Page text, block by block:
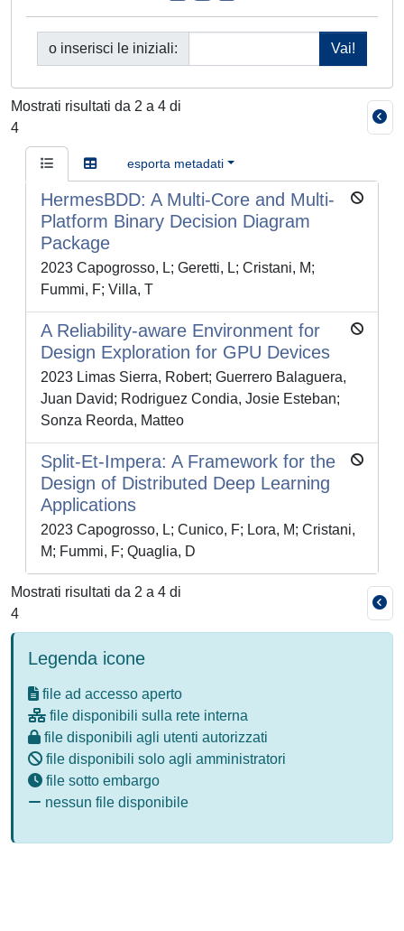
o inserisci le iniziali:
Mostrati risultati da 2 a 4 di
4
esporta metadati
HermesBDD: A Multi-Core and Multi-
Platform Binary Decision Diagram
Package
2023 Capogrosso, L; Geretti, L; Cristani, M;
Fummi, F; Villa, T
A Reliability-aware Environment for
Design Exploration for GPU Devices
2023 Limas Sierra, Robert; Guerrero Balaguera,
Juan David; Rodriguez Condia, Josie Esteban;
Sonza Reorda, Matteo
Split-Et-Impera: A Framework for the
Design of Distributed Deep Learning
Applications
2023 Capogrosso, L; Cunico, F; Lora, M; Cristani,
M; Fummi, F; Quaglia, D
Mostrati risultati da 2 a 4 di
4
Legenda icone
file ad accesso aperto
file disponibili sulla rete interna
file disponibili agli utenti autorizzati
file disponibili solo agli amministratori
file sotto embargo
nessun file disponibile